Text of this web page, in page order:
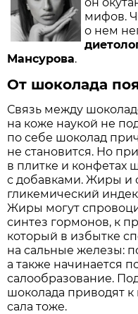
мифов.
о нем
Мансурова.
От шоколада
Связь между
на коже наукой не
по себе шоколад
не становится. Но
в плитке и конфетах
с добавками. Жиры и
гликемический
Жиры могут
синтез гормонов, к
который в избытке
на сальные железы:
а также начинается
салообразование.
шоколада приводят
сала тоже.